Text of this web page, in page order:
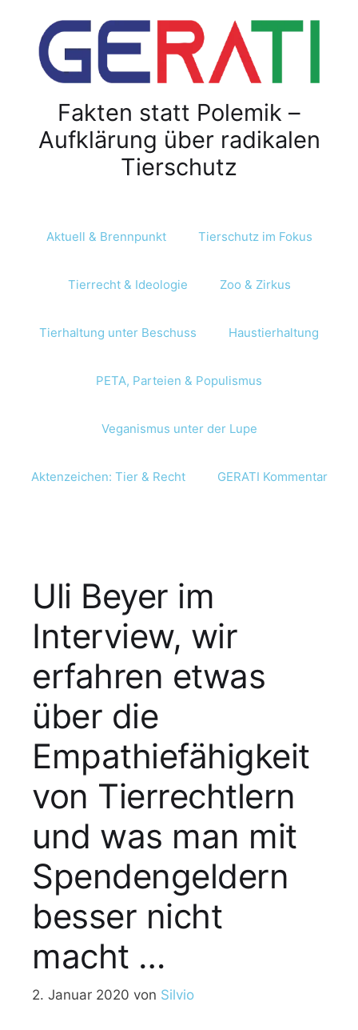
Fakten statt Polemik –
Aufklärung über radikalen
Tierschutz
Aktuell & Brennpunkt Tierschutz im Fokus
Tierrecht & Ideologie Zoo & Zirkus
Tierhaltung unter Beschuss Haustierhaltung
PETA, Parteien & Populismus
Veganismus unter der Lupe
Aktenzeichen: Tier & Recht GERATI Kommentar
Uli Beyer im
Interview, wir
erfahren etwas
über die
Empathiefähigkeit
von Tierrechtlern
und was man mit
Spendengeldern
besser nicht
macht …
2. Januar 2020 von Silvio